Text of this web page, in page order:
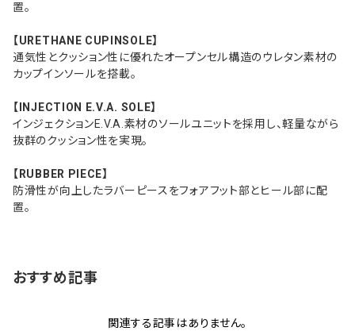
置。
【URETHANE CUPINSOLE】
通気性とクッション性に優れたオープンセル構造のウレタン素材の
カップインソールを搭載。
【INJECTION E.V.A. SOLE】
インジェクションE.V.A.素材のソールユニットを採用し、軽量ながら
抜群のクッション性を実現。
【RUBBER PIECE】
防滑性が向上したラバーピースをフォアフット部とヒール部に配
置。
おすすめ記事
関連する記事はありません。